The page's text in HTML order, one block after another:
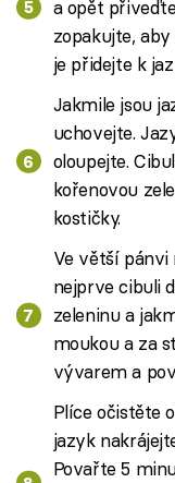
a opět
zopakujte,
je přidejte k
Jakmile jsou
uchovejte.
oloupejte.
kořenovou
kostičky.
Ve větší pánvi
nejprve cibuli
zeleninu a
moukou a za
vývarem a
Plíce očistěte
jazyk
Povařte 5